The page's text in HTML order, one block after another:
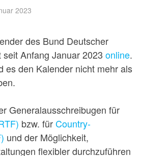
2023
des Bund Deutscher
Anfang Januar 2023 online.
es den Kalender nicht mehr als
Generalausschreibugen für
bzw. fürCountry-
und der Möglichkeit,
flexibler durchzuführen